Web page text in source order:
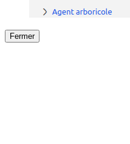
Fermer